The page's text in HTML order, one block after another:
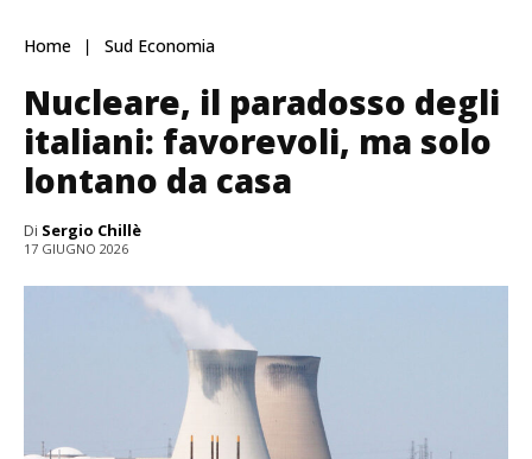
Home Sud Economia
Nucleare, il paradosso degli
italiani: favorevoli, ma solo
lontano da casa
Di Sergio Chillè
17 GIUGNO 2026